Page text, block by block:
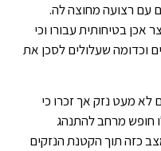
עם רצועה מחוצה לה.
בטיחותית עבורו וכי
וכדומה שעלולים לסכן את
לא מעט נזק אך זכרו כי
חופש מרחב להתנהג
כזה תוך הקטנת הנזקים